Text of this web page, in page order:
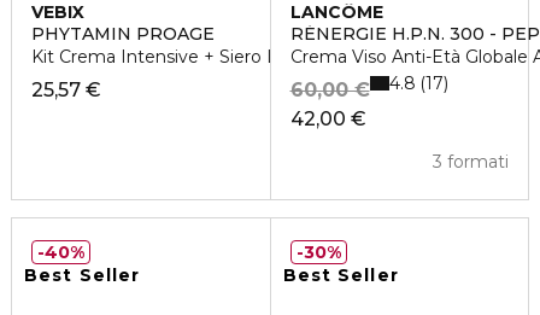
VEBIX
PHYTAMIN PROAGE
Kit Crema Intensive + Siero Liftante Specific
25,57 €
LANCÔME
RÉNERGIE H.P.N. 300 -
Crema Viso Anti-Età Globale
42,00 €
60,00 €
3 formati
4.8 17
Best Seller
40%
Best Seller
30%